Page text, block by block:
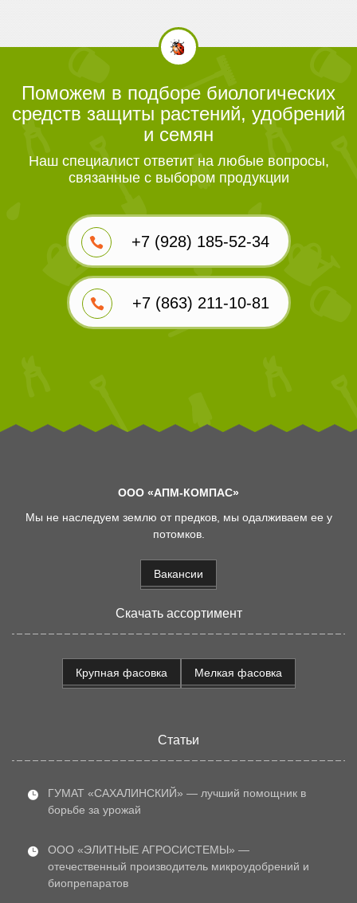
Поможем в подборе биологических
средств защиты растений, удобрений
и семян
Наш специалист ответит на любые вопросы,
связанные с выбором продукции
+7 (928) 185-52-34
+7 (863) 211-10-81
ООО «АПМ-КОМПАС»
Мы не наследуем землю от предков, мы одалживаем ее у
потомков.
Вакансии
Скачать ассортимент
Крупная фасовка Мелкая фасовка
Статьи
ГУМАТ «САХАЛИНСКИЙ» — лучший помощник в
борьбе за урожай
ООО «ЭЛИТНЫЕ АГРОСИСТЕМЫ» —
отечественный производитель микроудобрений и
биопрепаратов